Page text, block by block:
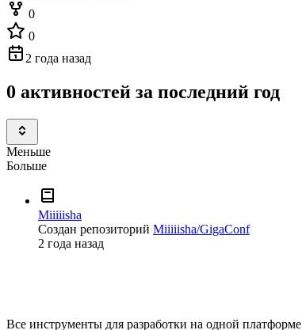
0
0
2 года назад
0 активностей за последний год
Меньше
Больше
Miiiiisha
Создан репозиторий Miiiiisha/GigaConf
2 года назад
Все инструменты для разработки на одной платформе